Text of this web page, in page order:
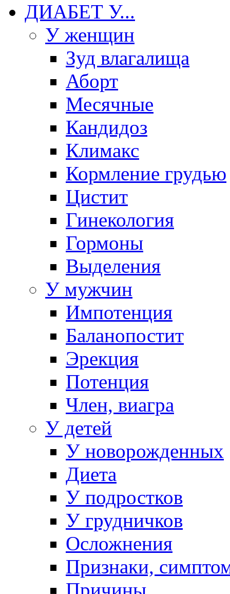
ДИАБЕТ У...
У женщин
Зуд влагалища
Аборт
Месячные
Кандидоз
Климакс
Кормление грудью
Цистит
Гинекология
Гормоны
Выделения
У мужчин
Импотенция
Баланопостит
Эрекция
Потенция
Член, виагра
У детей
У новорожденных
Диета
У подростков
У грудничков
Осложнения
Признаки,